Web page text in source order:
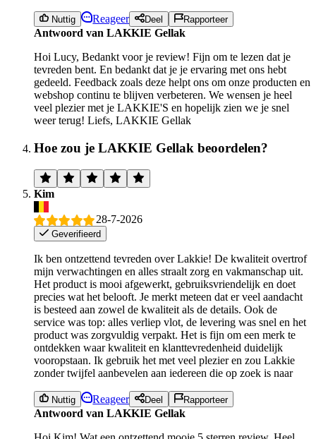
Nuttig Reageer Deel Rapporteer
Antwoord van LAKKIE Gellak
Hoi Lucy, Bedankt voor je review! Fijn om te lezen dat je
tevreden bent. En bedankt dat je je ervaring met ons hebt
gedeeld. Feedback zoals deze helpt ons om onze producten en
webshop continu te blijven verbeteren. We wensen je heel
veel plezier met je LAKKIE'S en hopelijk zien we je snel
weer terug! Liefs, LAKKIE Gellak
Hoe zou je LAKKIE Gellak beoordelen?
Kim
28-7-2026
Geverifieerd
Ik ben ontzettend tevreden over Lakkie! De kwaliteit overtrof
mijn verwachtingen en alles straalt zorg en vakmanschap uit.
Het product is mooi afgewerkt, gebruiksvriendelijk en doet
precies wat het belooft. Je merkt meteen dat er veel aandacht
is besteed aan zowel de kwaliteit als de details. Ook de
service was top: alles verliep vlot, de levering was snel en het
product was zorgvuldig verpakt. Het is fijn om een merk te
ontdekken waar kwaliteit en klanttevredenheid duidelijk
vooropstaan. Ik gebruik het met veel plezier en zou Lakkie
zonder twijfel aanbevelen aan iedereen die op zoek is naar
Nuttig Reageer Deel Rapporteer
Antwoord van LAKKIE Gellak